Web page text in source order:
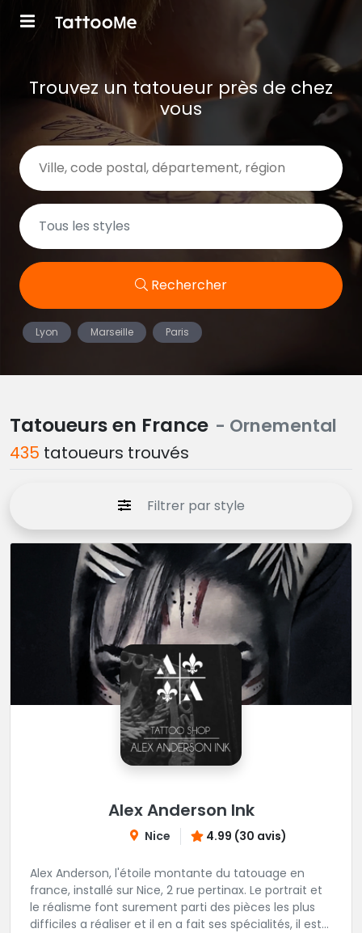
Trouvez un tatoueur près de chez
vous
Rechercher
Lyon Marseille Paris
Tatoueurs en France - Ornemental
435 tatoueurs trouvés
Filtrer par style
Alex Anderson Ink
Nice 4.99 (30 avis)
Alex Anderson, l'étoile montante du tatouage en
france, installé sur Nice, 2 rue pertinax. Le portrait et
le réalisme font surement parti des pièces les plus
difficiles a réaliser et il en a fait ses spécialités, il est